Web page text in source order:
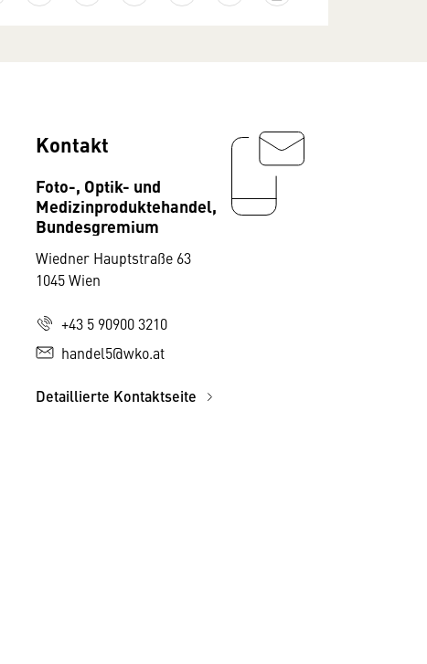
Kontakt
Foto-, Optik- und
Medizinproduktehandel,
Bundesgremium
Wiedner Hauptstraße 63
1045 Wien
+43 5 90900 3210
handel5@wko.at
Detaillierte Kontaktseite